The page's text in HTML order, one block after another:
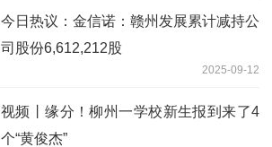
今日热议：金信诺：赣州发展累计减持公
司股份6,612,212股
2025-09-12
视频丨缘分！柳州一学校新生报到来了4
个“黄俊杰”